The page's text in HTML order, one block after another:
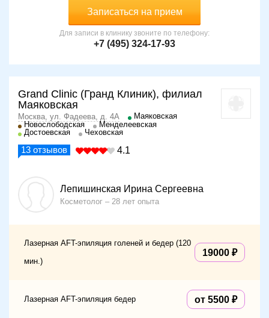
Записаться на прием
Для записи в клинику звоните по телефону:
+7 (495) 324-17-93
Grand Clinic (Гранд Клиник), филиал
Маяковская
Москва, ул. Фадеева, д. 4А
Маяковская
Новослободская
Менделеевская
Достоевская
Чеховская
13 отзывов 4.1
Лепишинская Ирина Сергеевна
Косметолог 28 лет опыта
Лазерная AFT-эпиляция голеней и бедер (120
мин.)
19000
Лазерная AFT-эпиляция бедер от 5500